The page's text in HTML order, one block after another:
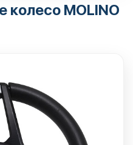
колесо MOLINO